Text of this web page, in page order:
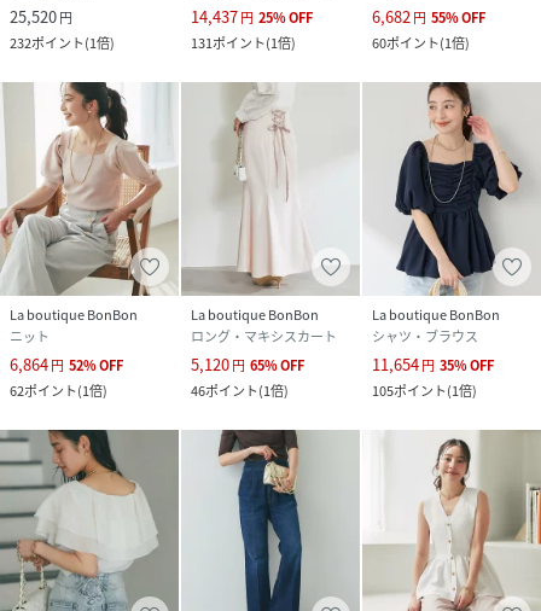
25,520円
232ポイント(1倍)
14,437円 25%OFF
131ポイント(1倍)
6,682円 55%OFF
60ポイント(1倍)
La boutique BonBon
ニット
6,864円 52%OFF
62ポイント(1倍)
La boutique BonBon
ロング・マキシスカート
5,120円 65%OFF
46ポイント(1倍)
La boutique BonBon
シャツ・ブラウス
11,654円 35%OFF
105ポイント(1倍)